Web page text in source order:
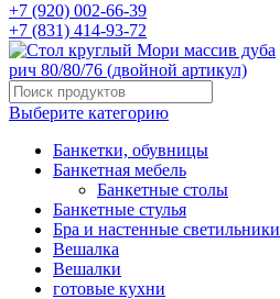
+7 (920) 002-66-39
+7 (831) 414-93-72
Выберите категорию
Банкетки, обувницы
Банкетная мебель
Банкетные столы
Банкетные стулья
Бра и настенные светильники
Вешалка
Вешалки
готовые кухни